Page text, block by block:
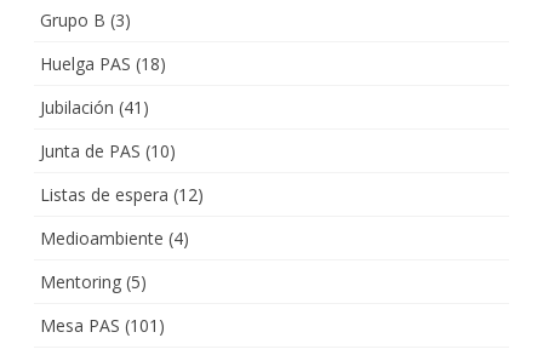
Grupo B (3)
Huelga PAS (18)
Jubilación (41)
Junta de PAS (10)
Listas de espera (12)
Medioambiente (4)
Mentoring (5)
Mesa PAS (101)